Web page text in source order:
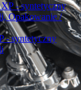
- syntetyczny